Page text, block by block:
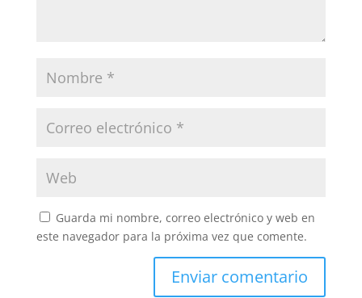
Guarda mi nombre, correo electrónico y web en
este navegador para la próxima vez que comente.